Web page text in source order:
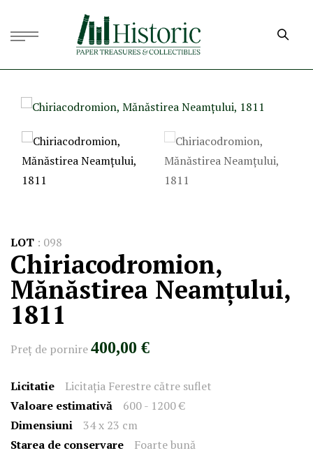
LOT : 098
Chiriacodromion,
Mănăstirea Neamțului,
1811
Preţ de pornire400,00 €
Licitatie
Licitația Ferestre către suflet
Valoare estimativă
600 - 1200 €
Dimensiuni
34 x 23 cm
Starea de conservare
Foarte bună